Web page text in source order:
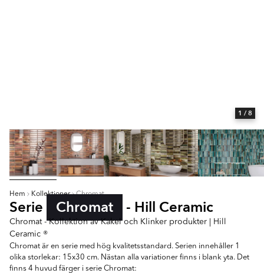
Hem Kollektioner Chromat
Serie Chromat - Hill Ceramic
Chromat - Kollektion av Kakel och Klinker produkter | Hill
Ceramic ®
Chromat är en serie med hög kvalitetsstandard. Serien innehåller 1
olika storlekar: 15x30 cm. Nästan alla variationer finns i blank yta. Det
finns 4 huvud färger i serie Chromat:
1 / 8